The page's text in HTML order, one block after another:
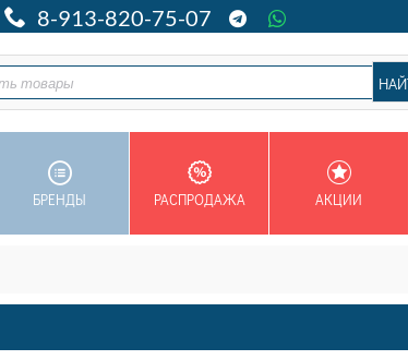
8-913-820-75-07
БРЕНДЫ РАСПРОДАЖА АКЦИИ